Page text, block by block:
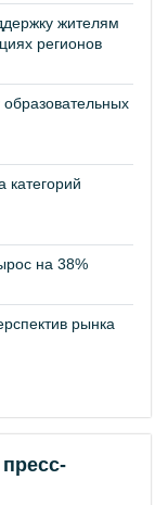
жителям
регионов
на 38%
рынка